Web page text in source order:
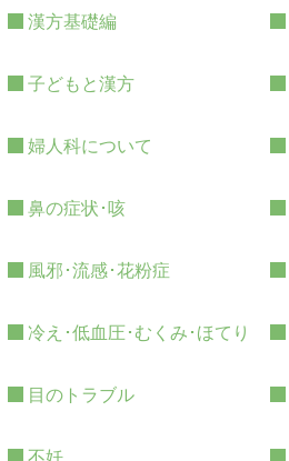
漢方基礎編
子どもと漢方
婦人科について
鼻の症状･咳
風邪･流感･花粉症
冷え･低血圧･むくみ･ほてり
目のトラブル
不妊